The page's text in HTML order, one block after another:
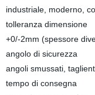
industriale, moderno,
tolleranza dimensione
+0/-2mm (spessore
angolo di sicurezza
angoli smussati,
tempo di consegna